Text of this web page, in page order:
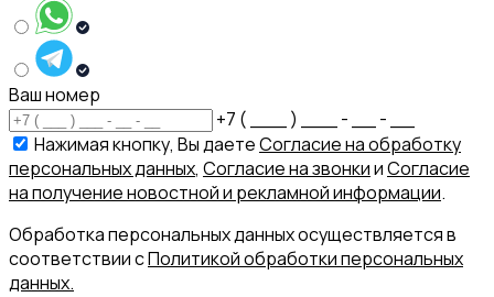
Ваш номер
+7 ( ___ ) ___ - __ - __
Нажимая кнопку, Вы даетеСогласие на обработку
персональных данных, Согласие на звонкииСогласие
на получение новостной и рекламной информации.
Обработка персональных данных осуществляется в
соответствии сПолитикой обработки персональных
данных.